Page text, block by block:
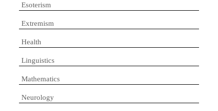
Esoterism
Extremism
Health
Linguistics
Mathematics
Neurology